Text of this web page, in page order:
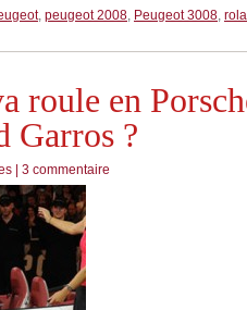
, peugeot 2008, Peugeot 3008,
roule en
Garros ?
3 commentaire